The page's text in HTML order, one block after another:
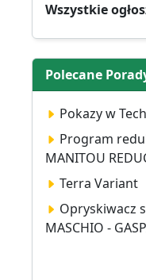
Wszystkie
Polecane
Pokazy w
Program
MANITOU
Terra Variant
Opryskiwacz
MASCHIO -